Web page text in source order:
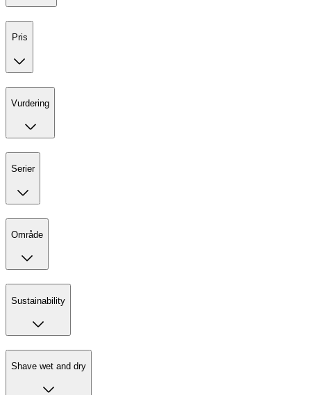
Pris
Vurdering
Serier
Område
Sustainability
Shave wet and dry